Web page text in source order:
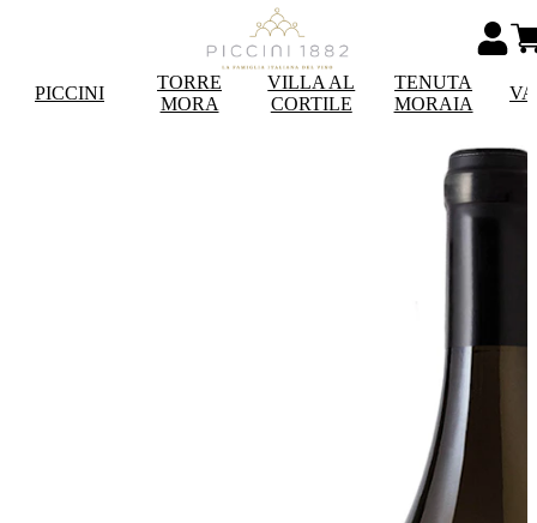
PICCINI
TORRE
MORA
VILLA AL
CORTILE
TENUTA
MORAIA